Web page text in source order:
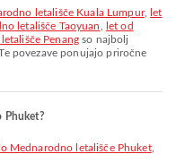
letališče Kuala Lumpur,
let
letališče Taoyuan
let od
Penangso najbolj
povezave ponujajo priročne
Phuket?
Mednarodno letališče Phuket,